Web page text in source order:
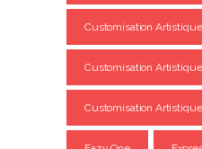
Customisation
Customisation
Customisation